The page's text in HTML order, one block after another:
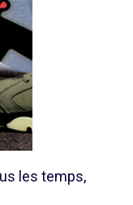
les temps,